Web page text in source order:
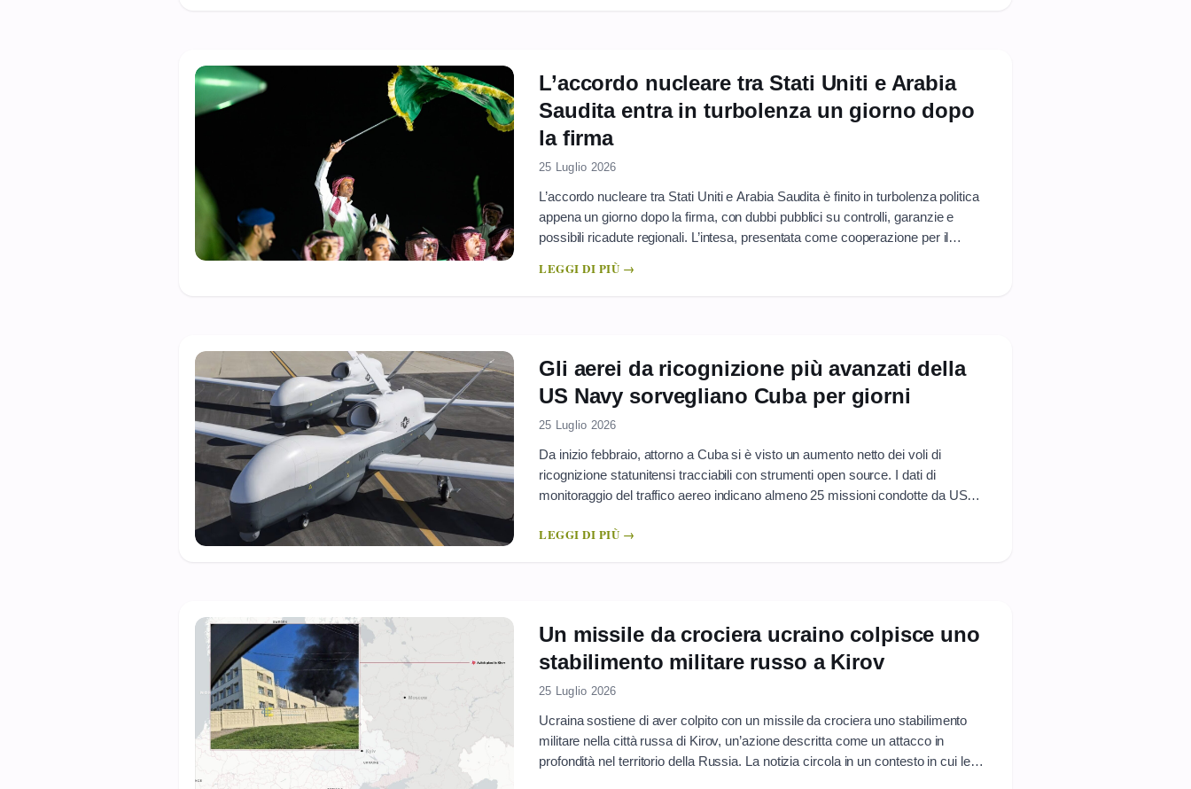
L’accordo nucleare tra Stati Uniti e Arabia
Saudita entra in turbolenza un giorno dopo
la firma
25 Luglio 2026
L’accordo nucleare tra Stati Uniti e Arabia Saudita è finito in turbolenza politica
appena un giorno dopo la firma, con dubbi pubblici su controlli, garanzie e
possibili ricadute regionali. L’intesa, presentata come cooperazione per il
sottile tra produzione di energia e ...
LEGGI DI PIÙ →
Gli aerei da ricognizione più avanzati della
US Navy sorvegliano Cuba per giorni
25 Luglio 2026
Da inizio febbraio, attorno a Cuba si è visto un aumento netto dei voli di
ricognizione statunitensi tracciabili con strumenti open source. I dati di
monitoraggio del traffico aereo indicano almeno 25 missioni condotte da US
popolate dell’isola, in particolare tra ...
LEGGI DI PIÙ →
Un missile da crociera ucraino colpisce uno
stabilimento militare russo a Kirov
25 Luglio 2026
Ucraina sostiene di aver colpito con un missile da crociera uno stabilimento
militare nella città russa di Kirov, un’azione descritta come un attacco in
profondità nel territorio della Russia. La notizia circola in un contesto in cui le